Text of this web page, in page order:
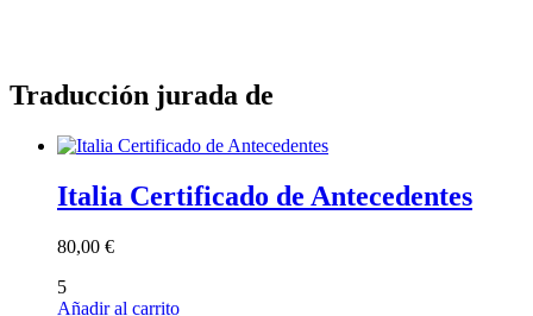
Traducción jurada de
Italia Certificado de Antecedentes
80,00 €
5
Añadir al carrito